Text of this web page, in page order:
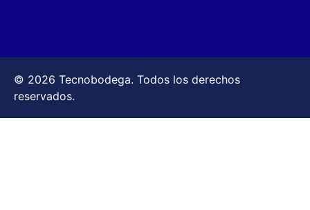
© 2026 Tecnobodega. Todos los derechos
reservados.